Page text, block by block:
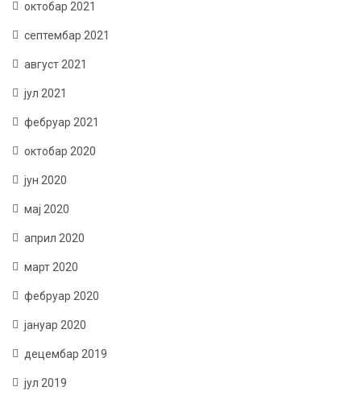
октобар 2021
септембар 2021
август 2021
јул 2021
фебруар 2021
октобар 2020
јун 2020
мај 2020
април 2020
март 2020
фебруар 2020
јануар 2020
децембар 2019
јул 2019